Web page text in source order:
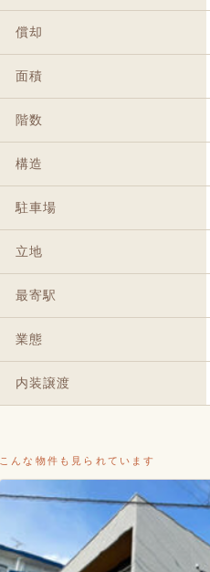
償却
面積
階数
構造
駐車場
立地
最寄駅
業態
内装譲渡
こんな物件も見られています